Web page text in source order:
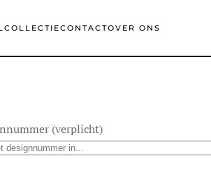
COLLECTIECONTACTOVER ONS
(verplicht)